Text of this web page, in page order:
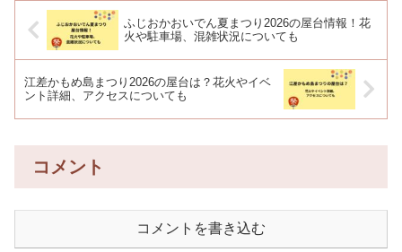
ふじおかおいでん夏まつり2026の屋台情報！花
火や駐車場、混雑状況についても
江差かもめ島まつり2026の屋台は？花火やイベ
ント詳細、アクセスについても
コメント
コメントを書き込む